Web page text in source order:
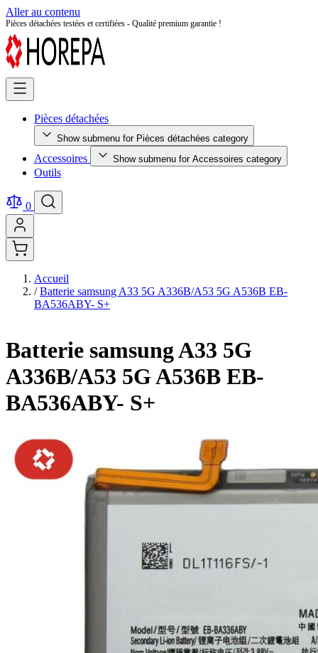
Aller au contenu
Pièces détachées testées et certifiées - Qualité premium garantie !
Pièces détachées
Show submenu for Pièces détachées category
Accessoires Show submenu for Accessoires category
Outils
0
Accueil
/ Batterie samsung A33 5G A336B/A53 5G A536B EB-
BA536ABY- S+
Batterie samsung A33 5G
A336B/A53 5G A536B EB-
BA536ABY- S+